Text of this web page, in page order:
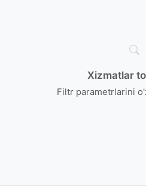
Xizmatlar
Filtr parametrlarini